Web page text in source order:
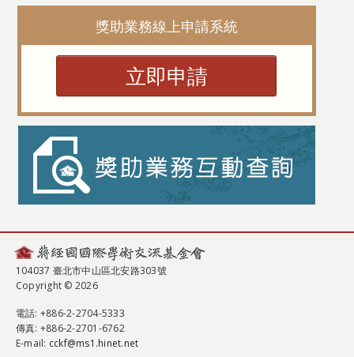
獎助業務線上申請系統
立即申請
104037 臺北市中山區北安路303號
Copyright © 2026
電話: +886-2-2704-5333
傳真: +886-2-2701-6762
E-mail: cckf@ms1.hinet.net